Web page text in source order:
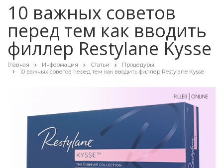
10 важных советов
перед тем как вводить
филлер Restylane Kysse
Главная Информация Статьи
Процедуры
10 важных советов перед тем как вводить филлер Restylane Kysse